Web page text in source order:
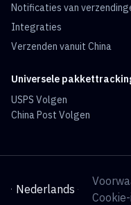
Notificaties van
Integraties
Verzenden vanuit China
Universele
USPS Volgen
China Post Volgen
Nederlands